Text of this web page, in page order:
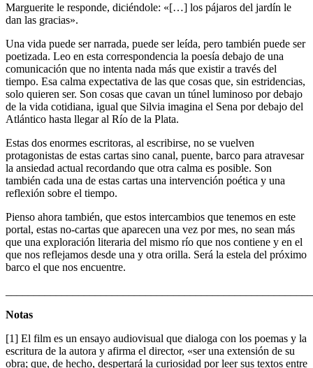
Marguerite le responde, diciéndole: «[…] los pájaros del jardín le
dan las gracias».
Una vida puede ser narrada, puede ser leída, pero también puede ser
poetizada. Leo en esta correspondencia la poesía debajo de una
comunicación que no intenta nada más que existir a través del
tiempo. Esa calma expectativa de las que cosas que, sin estridencias,
solo quieren ser. Son cosas que cavan un túnel luminoso por debajo
de la vida cotidiana, igual que Silvia imagina el Sena por debajo del
Atlántico hasta llegar al Río de la Plata.
Estas dos enormes escritoras, al escribirse, no se vuelven
protagonistas de estas cartas sino canal, puente, barco para atravesar
la ansiedad actual recordando que otra calma es posible. Son
también cada una de estas cartas una intervención poética y una
reflexión sobre el tiempo.
Pienso ahora también, que estos intercambios que tenemos en este
portal, estas no-cartas que aparecen una vez por mes, no sean más
que una exploración literaria del mismo río que nos contiene y en el
que nos reflejamos desde una y otra orilla. Será la estela del próximo
barco el que nos encuentre.
Notas
[1] El film es un ensayo audiovisual que dialoga con los poemas y la
escritura de la autora y afirma el director, «ser una extensión de su
obra; que, de hecho, despertará la curiosidad por leer sus textos entre